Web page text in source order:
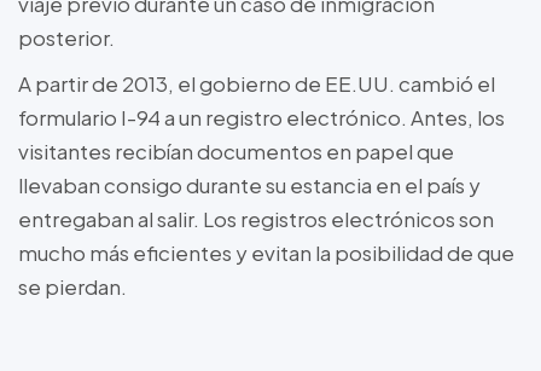
posterior.
A partir de 2013, el gobierno de EE.UU. cambió el
formulario I-94 a un registro electrónico. Antes, los
visitantes recibían documentos en papel que
llevaban consigo durante su estancia en el país y
entregaban al salir. Los registros electrónicos son
mucho más eficientes y evitan la posibilidad de que
se pierdan.